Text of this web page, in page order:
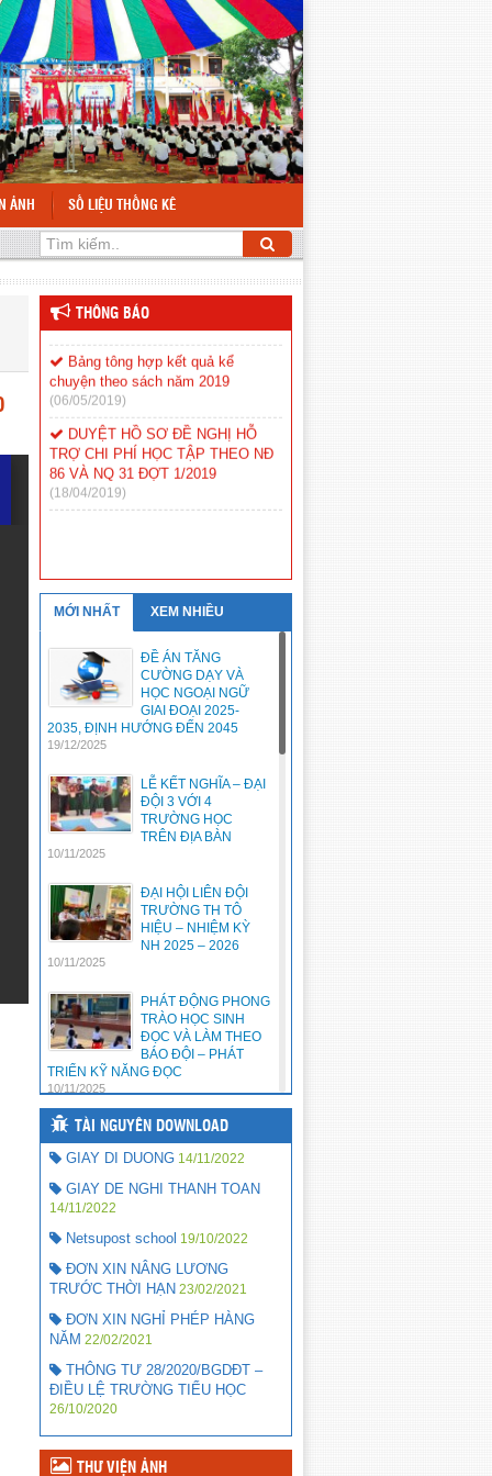
ẢNH SỐ LIỆU THỐNG KÊ
LIỆT CHÀO MỪNG KỶ NIỆM 79 NĂM CÁCH MẠNG THÁNG 8 VÀ QUỐC KHÁNH 2/9
THÔNG BÁO
TRƯỜNG TIỂU HỌC TÔ HIỆU
NĂM HỌC 2021-2022 (21/05/2021)
THÔNG BÁO KHUNG GIỜ HỌC
TẬP, SINH HOẠT TẠI TRƯỜNG
NĂM HỌC 2020-2021 (05/04/2021)
THỰC HIỆN CÁC BIỆN PHÁP
PHÒNG, CHỐNG DỊCH COVID-19
(02/08/2020)
ỨNG PHÓ VỚI BÃO SỐ 5
(30/10/2019)
ĐIỂM TRƯỜNG THÔN 17, NĂM
HỌC 2019-2020
Bảng tông hợp kết quả kể
chuyện theo sách năm 2019
(06/05/2019)
DUYỆT HỒ SƠ ĐỀ NGHỊ HỖ
TRỢ CHI PHÍ HỌC TẬP THEO NĐ
86 VÀ NQ 31 ĐỢT 1/2019
(18/04/2019)
MỚI NHẤT XEM NHIỀU
ĐỀ ÁN TĂNG
CƯỜNG DẠY VÀ
HỌC NGOẠI NGỮ
GIAI ĐOẠI 2025-
2035, ĐỊNH HƯỚNG ĐẾN 2045
19/12/2025
LỄ KẾT NGHĨA – ĐẠI
ĐỘI 3 VỚI 4
TRƯỜNG HỌC
TRÊN ĐỊA BÀN
10/11/2025
ĐẠI HỘI LIÊN ĐỘI
TRƯỜNG TH TÔ
HIỆU – NHIỆM KỲ
NH 2025 – 2026
10/11/2025
PHÁT ĐỘNG PHONG
TRÀO HỌC SINH
ĐỌC VÀ LÀM THEO
BÁO ĐỘI – PHÁT
TRIỂN KỸ NĂNG ĐỌC
10/11/2025
CHẾ ĐỘ HỖ TRỢ
CHI PHÍ HỌC TẬP
CHO HỌC SINH
THEO NGHỊ ĐỊNH
238/2025/NĐ-CP
22/10/2025
ĐỘNG TRỒNG –
CHĂM SÓC CÂY
TRONG KHUÔN VIÊN TRƯỜNG
HỌC NĂM 2025
22/10/2025
CHẾ ĐỘ CHÍNH
MẦM NON, HS PHỔ
THÔNG THEO NGHỊ
ĐỊNH 238/2025/NĐ-CP CỦA CHÍNH
TÀI NGUYÊN DOWNLOAD
GIAY DI DUONG 14/11/2022
GIAY DE NGHI THANH TOAN
14/11/2022
Netsupost school 19/10/2022
ĐƠN XIN NÂNG LƯƠNG
TRƯỚC THỜI HẠN 23/02/2021
ĐƠN XIN NGHỈ PHÉP HÀNG
NĂM 22/02/2021
THÔNG TƯ 28/2020/BGDĐT –
ĐIỀU LỆ TRƯỜNG TIỂU HỌC
26/10/2020
THƯ VIỆN ẢNH